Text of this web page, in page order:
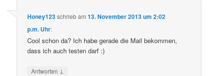
Honey123schriebam13. November 2013 um 2:02
p.m. Uhr:
Cool schon da? Ich habe gerade die Mail bekommen,
dass ich auch testen darf :)
Antworten ↓